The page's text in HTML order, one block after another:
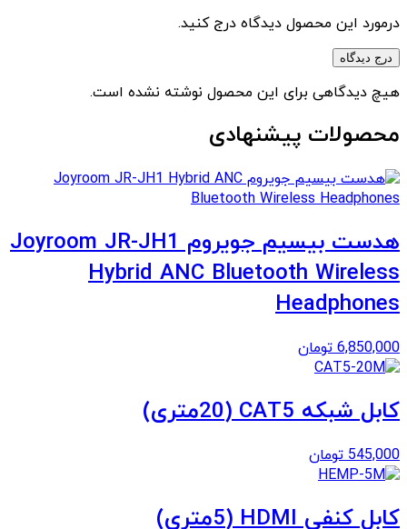
درمورد این محصول دیدگاه درج کنید.
درج دیدگاه
هیچ دیدگاهی برای این محصول نوشته نشده است.
محصولات پیشنهادی
هدست بیسیم جویروم Joyroom JR-JH1
Hybrid ANC Bluetooth Wireless
Headphones
6,850,000 تومان
کابل شبکه CAT5 (20متری)
545,000 تومان
کابل کنفی HDMI (5متری)